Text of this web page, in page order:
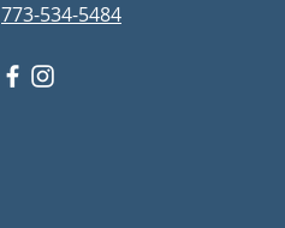
773-534-5484